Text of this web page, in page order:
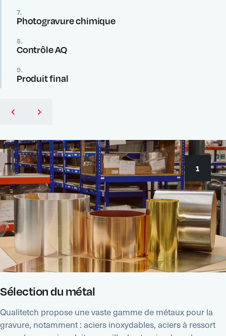
7.
Photogravure chimique
8.
Contrôle AQ
9.
Produit final
1
Sélection du métal
Qualitetch propose une vaste gamme de métaux pour la
gravure, notamment : aciers inoxydables, aciers à ressort